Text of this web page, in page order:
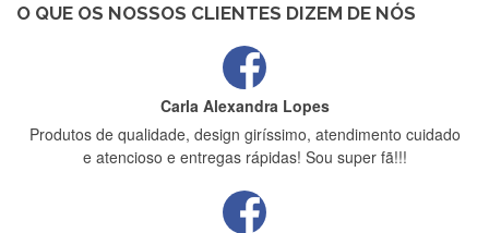
O QUE OS NOSSOS CLIENTES DIZEM DE NÓS
estrelas
Carla Alexandra Lopes
Produtos de qualidade, design giríssimo, atendimento cuidado
e atencioso e entregas rápidas! Sou super fã!!!